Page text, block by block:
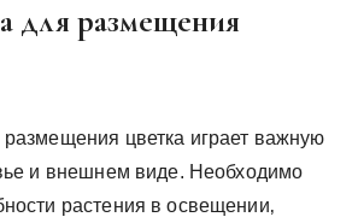
для размещения
цветка играет важную
и внешнем виде. Необходимо
растения в освещении‚